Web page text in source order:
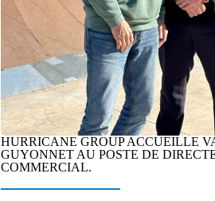
HURRICANE GROUP ACCUEILLE
GUYONNET AU POSTE DE
COMMERCIAL.